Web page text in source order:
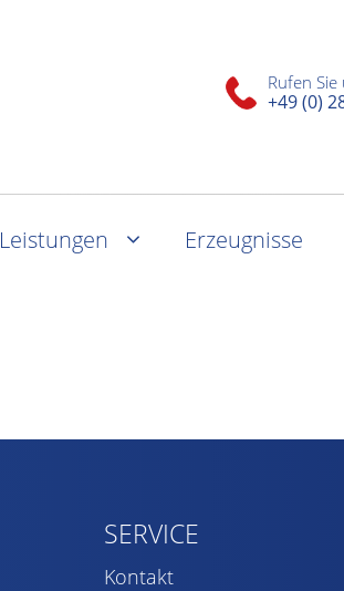
Rufen Sie
+49 (0)
Leistungen Erzeugnisse
SERVICE
Kontakt